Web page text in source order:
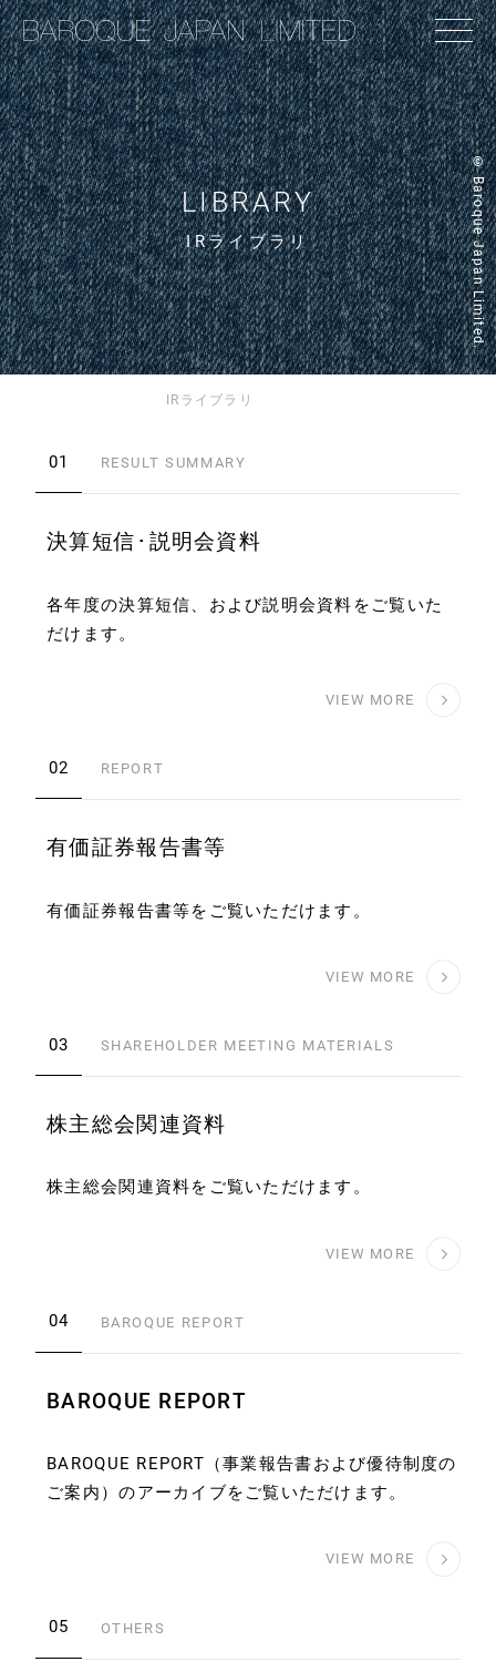
LIBRARY
IRライブラリ © Baroque Japan Limited.
IRライブラリ
01 RESULT SUMMARY
決算短信･説明会資料
各年度の決算短信、および説明会資料をご覧いた
だけます。
VIEW MORE
02 REPORT
有価証券報告書等
有価証券報告書等をご覧いただけます。
VIEW MORE
03 SHAREHOLDER MEETING MATERIALS
株主総会関連資料
株主総会関連資料をご覧いただけます。
VIEW MORE
04 BAROQUE REPORT
BAROQUE REPORT
BAROQUE REPORT（事業報告書および優待制度の
ご案内）のアーカイブをご覧いただけます。
VIEW MORE
05 OTHERS